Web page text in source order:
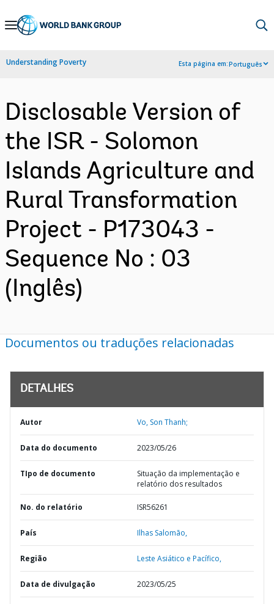
Skip
Navigation
Understanding Poverty Esta página em:Português
Disclosable Version of
the ISR - Solomon
Islands Agriculture and
Rural Transformation
Project - P173043 -
Sequence No : 03
(Inglês)
Documentos ou traduções relacionadas
DETALHES
Autor Vo, Son Thanh;
Data do documento 2023/05/26
TIpo de documento
Situação da implementação e
relatório dos resultados
No. do relatório ISR56261
País Ilhas Salomão,
Região Leste Asiático e Pacífico,
Data de divulgação 2023/05/25